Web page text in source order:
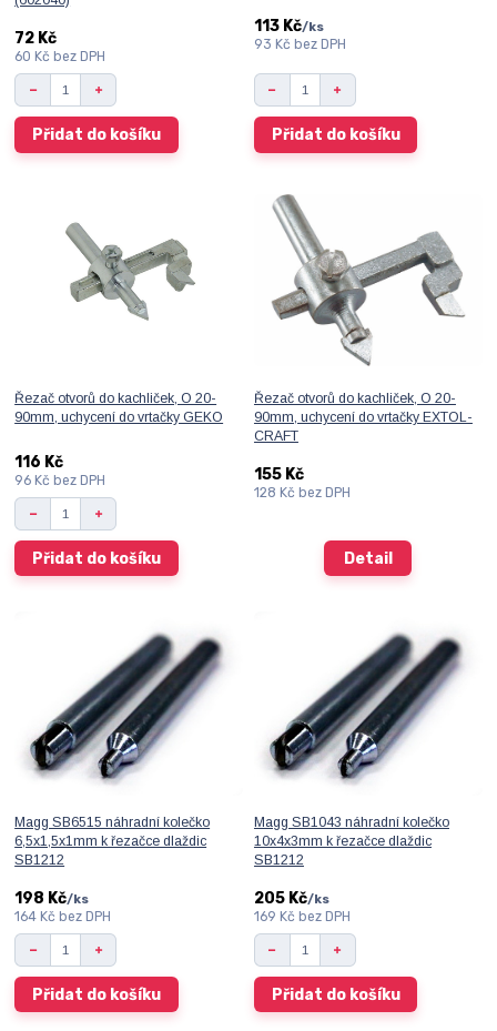
72 Kč
60 Kč bez DPH
Přidat do košíku
113 Kč/ks
93 Kč bez DPH
Přidat do košíku
Řezač otvorů do kachliček, O 20-
90mm, uchycení do vrtačky GEKO
116 Kč
96 Kč bez DPH
Přidat do košíku
Řezač otvorů do kachliček, O 20-
90mm, uchycení do vrtačky EXTOL-
CRAFT
155 Kč
128 Kč bez DPH
Detail
Magg SB6515 náhradní kolečko
6,5x1,5x1mm k řezačce dlaždic
SB1212
198 Kč/ks
164 Kč bez DPH
Přidat do košíku
Magg SB1043 náhradní kolečko
10x4x3mm k řezačce dlaždic
SB1212
205 Kč/ks
169 Kč bez DPH
Přidat do košíku